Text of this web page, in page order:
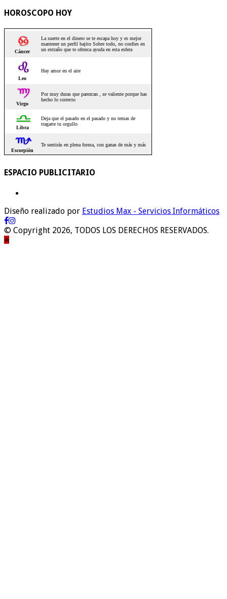
HOROSCOPO HOY
ESPACIO PUBLICITARIO
Diseño realizado por Estudios Max - Servicios Informáticos
© Copyright 2026, TODOS LOS DERECHOS RESERVADOS.